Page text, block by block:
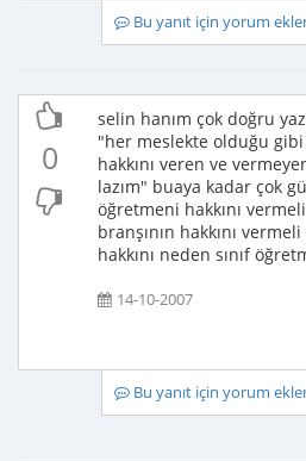
Bu yanıt için yorum
0
selin hanım çok doğru
"her meslekte olduğu
hakkını veren ve
lazım" buaya kadar çok
öğretmeni hakkını
branşının hakkını
hakkını neden sınıf
14-10-2007
Bu yanıt için yorum